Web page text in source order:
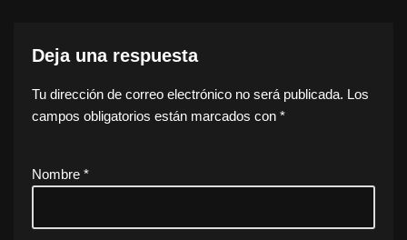
Deja una respuesta
Tu dirección de correo electrónico no será publicada. Los
campos obligatorios están marcados con *
Nombre *